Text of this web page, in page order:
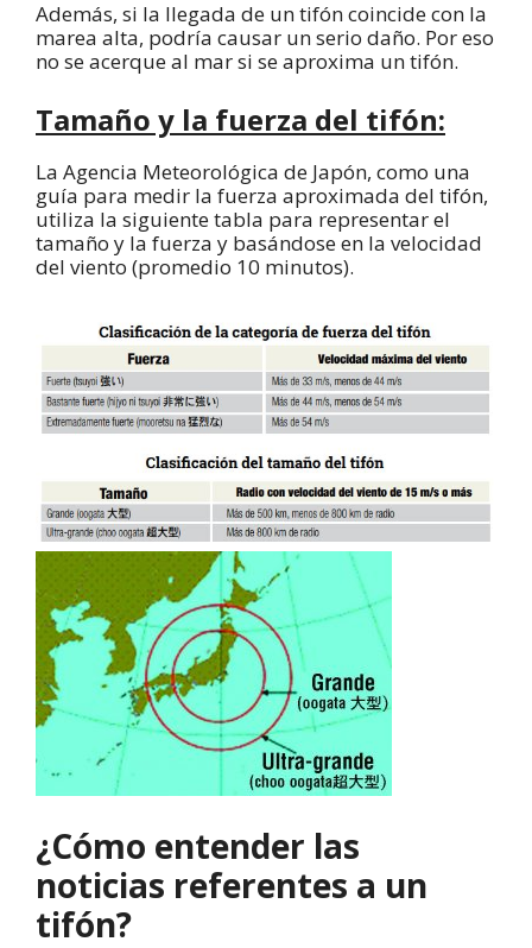
Además, si la llegada de un tifón coincide con la
marea alta, podría causar un serio daño. Por eso
no se acerque al mar si se aproxima un tifón.
Tamaño y la fuerza del tifón:
La Agencia Meteorológica de Japón, como una
guía para medir la fuerza aproximada del tifón,
utiliza la siguiente tabla para representar el
tamaño y la fuerza y basándose en la velocidad
del viento (promedio 10 minutos).
¿Cómo entender las
noticias referentes a un
tifón?